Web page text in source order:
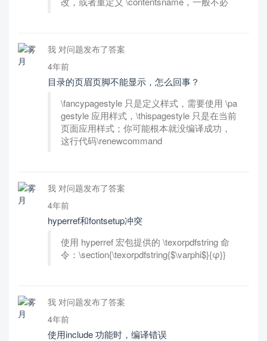
我 对问题发布了答案
4年前
目录的页眉页脚不能显示，怎么回事？
\fancypagestyle 只是定义样式，需要使用 \pa
gestyle 应用样式，\thispagestyle 只是在当前
页面应用样式；你可能根本就没编译成功，
这行代码\renewcommand
我 对问题发布了答案
4年前
hyperref和fontsetup冲突
使用 hyperref 宏包提供的 \texorpdfstring 命
令：\section{\texorpdfstring{$\varphi$}{φ}}
我 对问题发布了答案
4年前
使用include 功能时，编译错误